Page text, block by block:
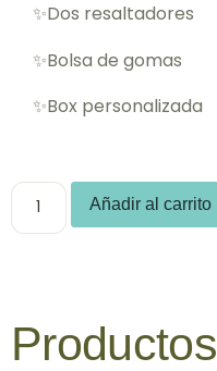
✨Dos resaltadores
✨Bolsa de gomas
✨Box personalizada
Añadir al carrito
Productos